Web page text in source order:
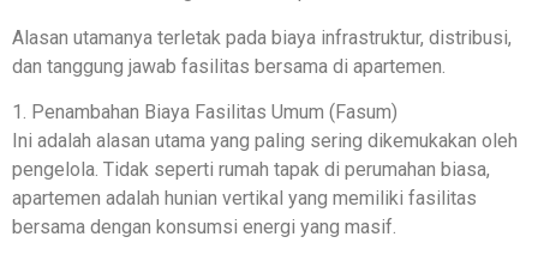
Alasan utamanya terletak pada biaya infrastruktur, distribusi,
dan tanggung jawab fasilitas bersama di apartemen.
1. Penambahan Biaya Fasilitas Umum (Fasum)
Ini adalah alasan utama yang paling sering dikemukakan oleh
pengelola. Tidak seperti rumah tapak di perumahan biasa,
apartemen adalah hunian vertikal yang memiliki fasilitas
bersama dengan konsumsi energi yang masif.